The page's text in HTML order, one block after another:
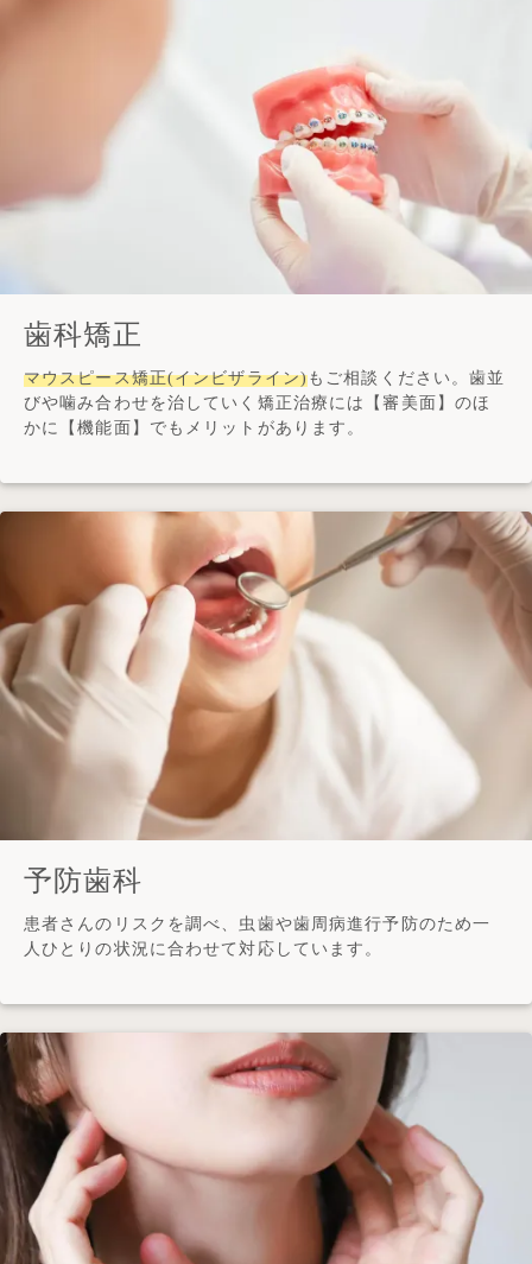
歯科矯正
マウスピース矯正(インビザライン)もご相談ください。歯並
びや噛み合わせを治していく矯正治療には【審美面】のほ
かに【機能面】でもメリットがあります。
予防歯科
患者さんのリスクを調べ、虫歯や歯周病進行予防のため一
人ひとりの状況に合わせて対応しています。